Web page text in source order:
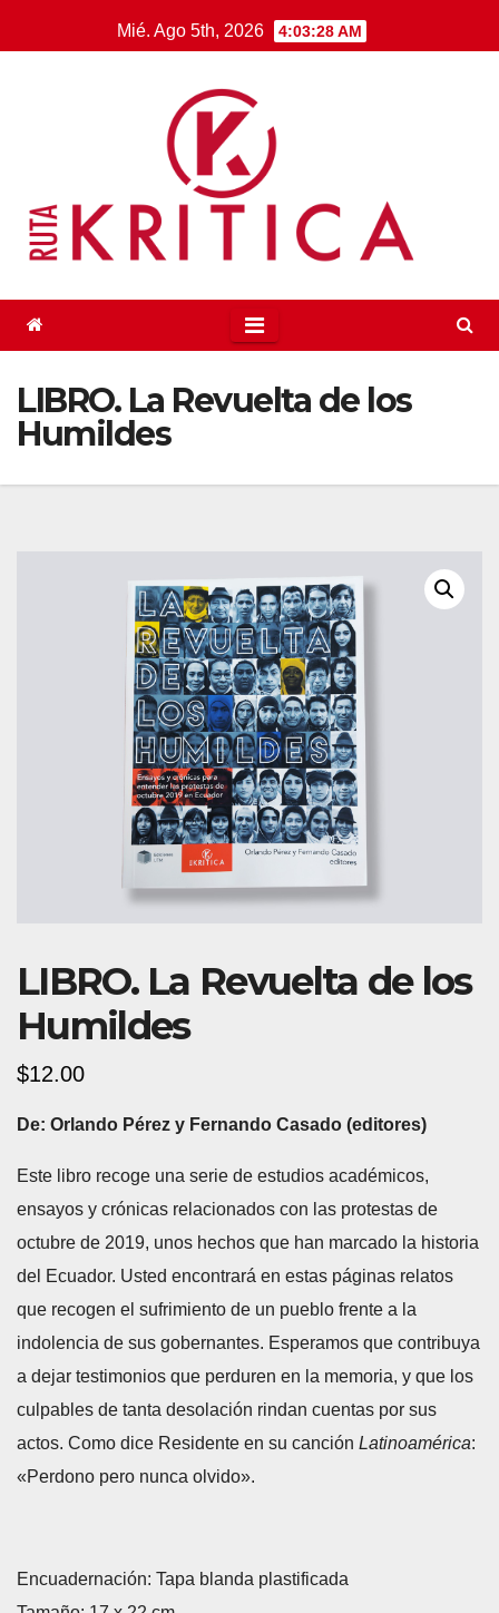
al
Mié. Ago 5th, 2026 4:03:28 AM
LIBRO. La Revuelta de los
Humildes
LIBRO. La Revuelta de los
Humildes
$12.00
De: Orlando Pérez y Fernando Casado (editores)
Este libro recoge una serie de estudios académicos,
ensayos y crónicas relacionados con las protestas de
octubre de 2019, unos hechos que han marcado la historia
del Ecuador. Usted encontrará en estas páginas relatos
que recogen el sufrimiento de un pueblo frente a la
indolencia de sus gobernantes. Esperamos que contribuya
a dejar testimonios que perduren en la memoria, y que los
culpables de tanta desolación rindan cuentas por sus
actos. Como dice Residente en su canción Latinoamérica:
«Perdono pero nunca olvido».
Encuadernación: Tapa blanda plastificada